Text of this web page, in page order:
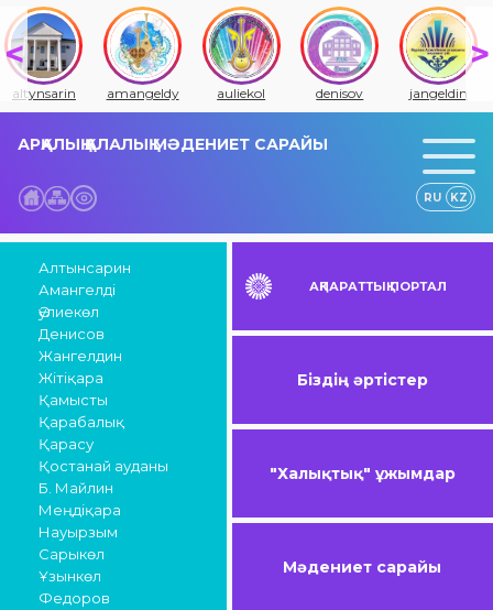
altynsarin amangeldy auliekol denisov jangeldin
АРҚАЛЫҚ ҚАЛАЛЫҚ МӘДЕНИЕТ САРАЙЫ
RU KZ
Алтынсарин
Амангелді
Әулиекөл
Денисов
Жангелдин
Жітіқара
Қамысты
Қарабалық
Қарасу
Қостанай ауданы
Б. Майлин
Меңдіқара
Науырзым
Сарыкөл
Ұзынкөл
Федоров
АҚПАРАТТЫҚ ПОРТАЛ
Біздің әртістер
"Халықтық" ұжымдар
Мәдениет сарайы